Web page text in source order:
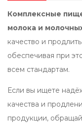
Комплексные
молока и
качество и
обеспечивая при
всем стандартам.
Если вы ищете
качества и
продукции,